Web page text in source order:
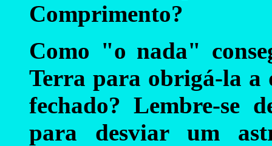
Comprimento?
Como "o nada"
Terra para obrigá-la a
fechado? Lembre-se
para desviar um